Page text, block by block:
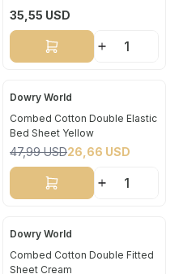
35,55 USD
Sepete Ekle
Yeni
%44
Dowry World
Combed Cotton Double Elastic
Bed Sheet Yellow
47,99USD26,66 USD
Sepete Ekle
Yeni
%44
Dowry World
Combed Cotton Double Fitted
Sheet Cream